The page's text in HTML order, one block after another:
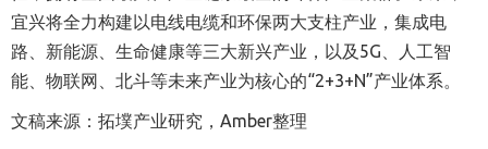
宜兴将全力构建以电线电缆和环保两大支柱产业，集成电
路、新能源、生命健康等三大新兴产业，以及5G、人工智
能、物联网、北斗等未来产业为核心的“2+3+N”产业体系。
文稿来源：拓墣产业研究，Amber整理